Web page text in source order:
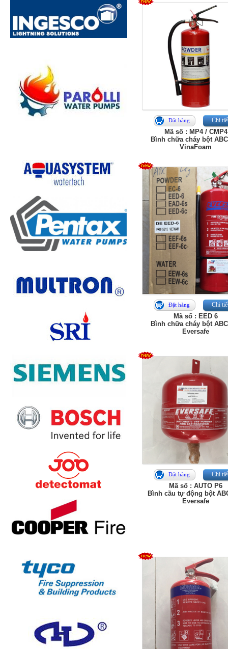
Đặt hàng Chi
Mã số : MP4 / CMP4
Bình chữa cháy bột
VinaFoam
Đặt hàng Chi
Mã số : EED 6
Bình chữa cháy bột
Eversafe
Đặt hàng Chi
Mã số : AUTO P6
Bình cầu tự động bột
Eversafe